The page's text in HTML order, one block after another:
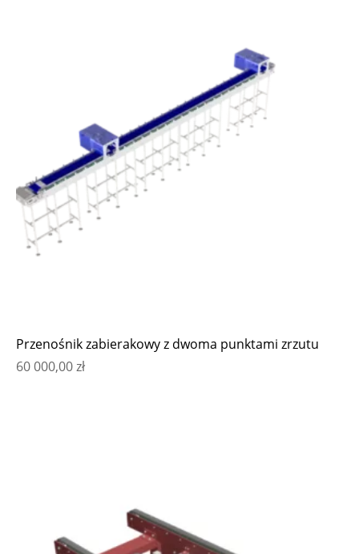
Przenośnik zabierakowy z dwoma punktami zrzutu
60 000,00zł